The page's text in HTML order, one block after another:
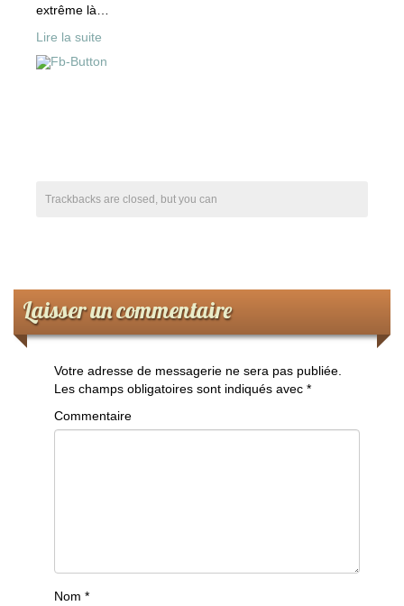
extrême là…
Lire la suite
Trackbacks are closed, but you can
Laisser un commentaire
Votre adresse de messagerie ne sera pas publiée.
Les champs obligatoires sont indiqués avec *
Commentaire
Nom *